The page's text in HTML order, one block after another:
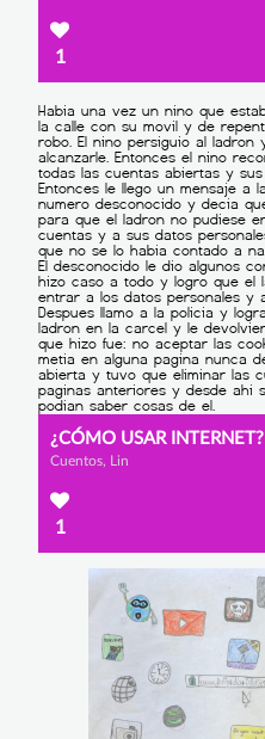
1
¿CÓMO USAR INTERNET?
Cuentos, Lin
1